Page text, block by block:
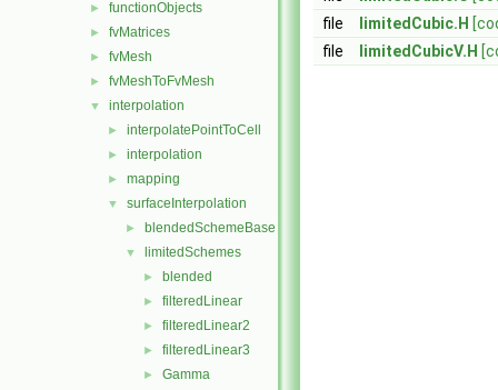
► functionObjects
► fvMatrices
► fvMesh
► fvMeshToFvMesh
▼ interpolation
► interpolatePointToCell
► interpolation
► mapping
▼ surfaceInterpolation
► blendedSchemeBase
▼ limitedSchemes
► blended
► filteredLinear
► filteredLinear2
► filteredLinear3
► Gamma
file
limitedCubic.H
file
limitedCubicV.H